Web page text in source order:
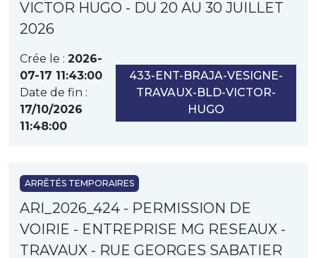
VICTOR HUGO - DU 20 AU 30 JUILLET
2026
Crée le : 2026-
07-17 11:43:00
Date de fin :
17/10/2026
11:48:00
433-ENT-BRAJA-VESIGNE-
TRAVAUX-BLD-VICTOR-
HUGO
ARRÊTÉS TEMPORAIRES
ARI_2026_424 - PERMISSION DE
VOIRIE - ENTREPRISE MG RESEAUX -
TRAVAUX - RUE GEORGES SABATIER